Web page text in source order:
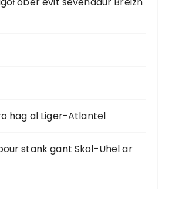
hag al Liger-Atlantel
stank gant Skol-Uhel ar